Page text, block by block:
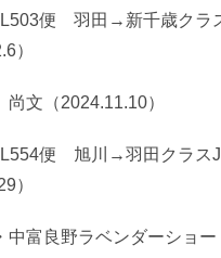
便 羽田→新千歳クラ
）
文（2024.11.10）
便 旭川→羽田クラス
）
中富良野ラベンダーショ